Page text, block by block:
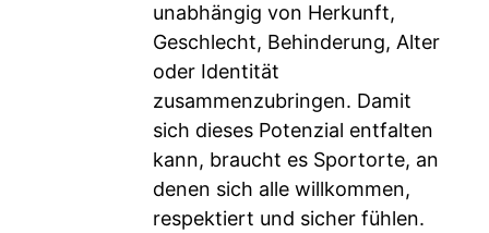
unabhängig von Herkunft,
Geschlecht, Behinderung, Alter
oder Identität
zusammenzubringen. Damit
sich dieses Potenzial entfalten
kann, braucht es Sportorte, an
denen sich alle willkommen,
respektiert und sicher fühlen.